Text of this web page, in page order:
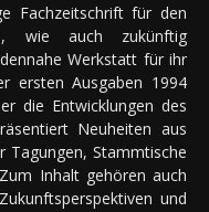
Fachzeitschrift für den
wie auch zukünftig
Werkstatt für ihr
ersten Ausgaben 1994
die Entwicklungen des
Neuheiten aus
Tagungen, Stammtische
Inhalt gehören auch
und